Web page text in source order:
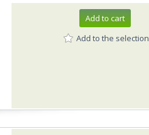
Add to cart
Add to the selection